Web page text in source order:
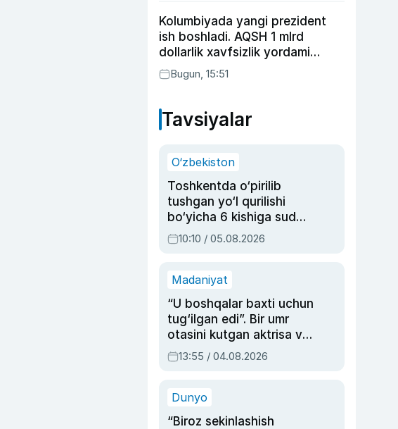
Kolumbiyada yangi prezident
ish boshladi. AQSH 1 mlrd
dollarlik xavfsizlik yordami
bermoqchi
Bugun, 15:51
Tavsiyalar
O‘zbekiston
Toshkentda o‘pirilib
tushgan yo‘l qurilishi
bo‘yicha 6 kishiga sud
hukmi o‘qildi
10:10 / 05.08.2026
Madaniyat
“U boshqalar baxti uchun
tug‘ilgan edi”. Bir umr
otasini kutgan aktrisa va
dublyaj ustasi Rimma
Ahmedovaning
13:55 / 04.08.2026
Dunyo
“Biroz sekinlashish